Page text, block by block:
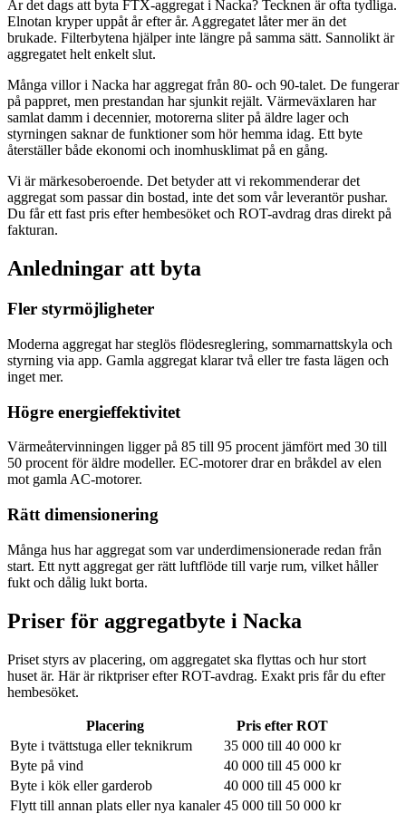
Är det dags att byta FTX-aggregat i Nacka? Tecknen är ofta tydliga.
Elnotan kryper uppåt år efter år. Aggregatet låter mer än det
brukade. Filterbytena hjälper inte längre på samma sätt. Sannolikt är
aggregatet helt enkelt slut.
Många villor i Nacka har aggregat från 80- och 90-talet. De fungerar
på pappret, men prestandan har sjunkit rejält. Värmeväxlaren har
samlat damm i decennier, motorerna sliter på äldre lager och
styrningen saknar de funktioner som hör hemma idag. Ett byte
återställer både ekonomi och inomhusklimat på en gång.
Vi är märkesoberoende. Det betyder att vi rekommenderar det
aggregat som passar din bostad, inte det som vår leverantör pushar.
Du får ett fast pris efter hembesöket och ROT-avdrag dras direkt på
fakturan.
Anledningar att byta
Fler styrmöjligheter
Moderna aggregat har steglös flödesreglering, sommarnattskyla och
styrning via app. Gamla aggregat klarar två eller tre fasta lägen och
inget mer.
Högre energieffektivitet
Värmeåtervinningen ligger på 85 till 95 procent jämfört med 30 till
50 procent för äldre modeller. EC-motorer drar en bråkdel av elen
mot gamla AC-motorer.
Rätt dimensionering
Många hus har aggregat som var underdimensionerade redan från
start. Ett nytt aggregat ger rätt luftflöde till varje rum, vilket håller
fukt och dålig lukt borta.
Priser för aggregatbyte i Nacka
Priset styrs av placering, om aggregatet ska flyttas och hur stort
huset är. Här är riktpriser efter ROT-avdrag. Exakt pris får du efter
hembesöket.
Placering
Pris efter ROT
Byte i tvättstuga eller teknikrum
35 000 till 40 000 kr
Byte på vind
40 000 till 45 000 kr
Byte i kök eller garderob
40 000 till 45 000 kr
Flytt till annan plats eller nya kanaler 45 000 till 50 000 kr